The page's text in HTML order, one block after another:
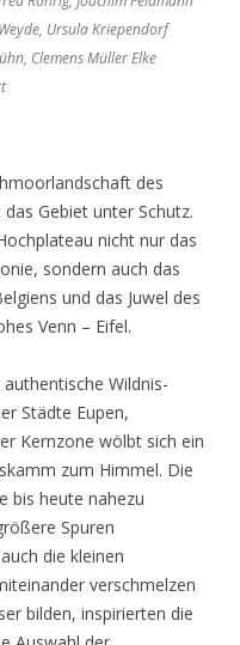
Ursula Kriependorf
Clemens Müller Elke
des
Gebiet unter Schutz.
nicht nur das
sondern auch das
und das Juwel des
Venn – Eifel.
Wildnis-
Städte Eupen,
Kernzone wölbt sich ein
zum Himmel. Die
bis heute nahezu
Spuren
die kleinen
verschmelzen
bilden, inspirierten die